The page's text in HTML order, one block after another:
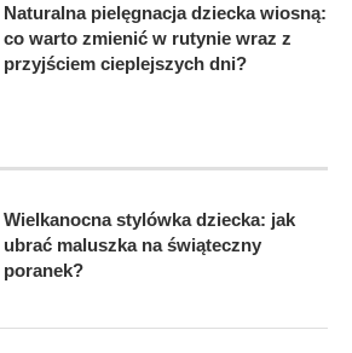
Naturalna pielęgnacja dziecka wiosną:
co warto zmienić w rutynie wraz z
przyjściem cieplejszych dni?
Wielkanocna stylówka dziecka: jak
ubrać maluszka na świąteczny
poranek?